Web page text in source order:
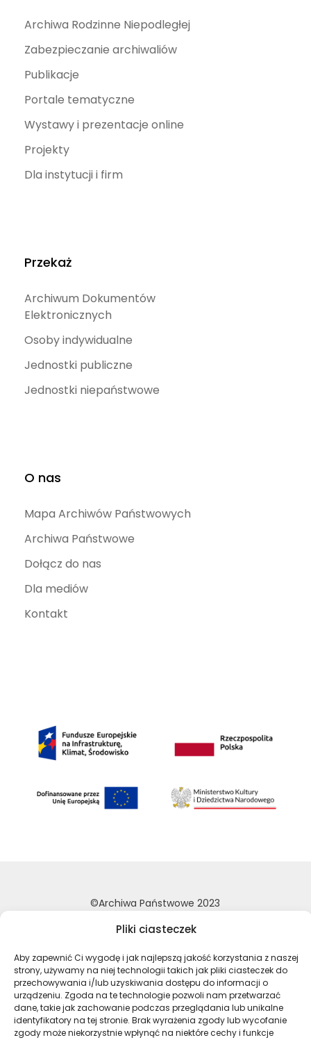
Pliki ciasteczek
Aby zapewnić Ci wygodę i jak najlepszą jakość korzystania z naszej
strony, używamy na niej technologii takich jak pliki ciasteczek do
przechowywania i/lub uzyskiwania dostępu do informacji o
urządzeniu. Zgoda na te technologie pozwoli nam przetwarzać
dane, takie jak zachowanie podczas przeglądania lub unikalne
identyfikatory na tej stronie. Brak wyrażenia zgody lub wycofanie
zgody może niekorzystnie wpłynąć na niektóre cechy i funkcje
Archiwa Rodzinne Niepodległej
Zabezpieczanie archiwaliów
Publikacje
Portale tematyczne
Wystawy i prezentacje online
Projekty
Dla instytucji i firm
Przekaż
Archiwum Dokumentów
Elektronicznych
Osoby indywidualne
Jednostki publiczne
Jednostki niepaństwowe
O nas
Mapa Archiwów Państwowych
Archiwa Państwowe
Dołącz do nas
Dla mediów
Kontakt
©Archiwa Państwowe 2023
Deklaracja dostępności
Polityka prywatności
Mapa strony
Profil Archiwa Państwowe w
Profil Archiwa Państwowe
Profil Archiwa
Profil Archiwa